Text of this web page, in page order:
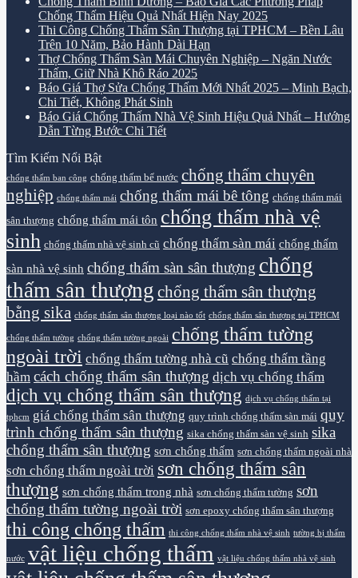
Chống Thấm Hiệu Quả Nhất Hiện Nay 2025
Thi Công Chống Thấm Sân Thượng tại TPHCM – Bền Lâu
Trên 10 Năm, Bảo Hành Dài Hạn
Thợ Chống Thấm Sàn Mái Chuyên Nghiệp – Ngăn Nước
Thấm, Giữ Nhà Khô Ráo 2025
Báo Giá Thợ Sửa Chống Thấm Mới Nhất 2025 – Minh Bạch,
Chi Tiết, Không Phát Sinh
Báo Giá Chống Thấm Nhà Vệ Sinh Hiệu Quả Nhất – Hướng
Dẫn Từng Bước Chi Tiết
Tìm Kiếm Nổi Bật
chống thấm ban công chống thấm bể nước chống thấm chuyên
nghiệp chống thấm mái chống thấm mái bê tông chống thấm mái
sân thượng chống thấm mái tôn chống thấm nhà vệ
sinh chống thấm nhà vệ sinh cũ chống thấm sàn mái chống thấm
sàn nhà vệ sinh chống thấm sàn sân thượng chống
thấm sân thượng chống thấm sân thượng
bằng sika chống thấm sân thượng loại nào tốt chống thấm sân thượng tại TPHCM
chống thấm tường chống thấm tường ngoài chống thấm tường
ngoài trời chống thấm tường nhà cũ chống thấm tầng
hầm cách chống thấm sân thượng dịch vụ chống thấm
dịch vụ chống thấm sân thượng dịch vụ chống thấm tại
tphcm giá chống thấm sân thượng quy trình chống thấm sàn mái quy
trình chống thấm sân thượng sika chống thấm sàn vệ sinh sika
chống thấm sân thượng sơn chống thấm sơn chống thấm ngoài nhà
sơn chống thấm ngoài trời sơn chống thấm sân
thượng sơn chống thấm trong nhà sơn chống thấm tường sơn
chống thấm tường ngoài trời sơn epoxy chống thấm sân thượng
thi công chống thấm thi công chống thấm nhà vệ sinh tường bị thấm
nước vật liệu chống thấm vật liệu chống thấm nhà vệ sinh